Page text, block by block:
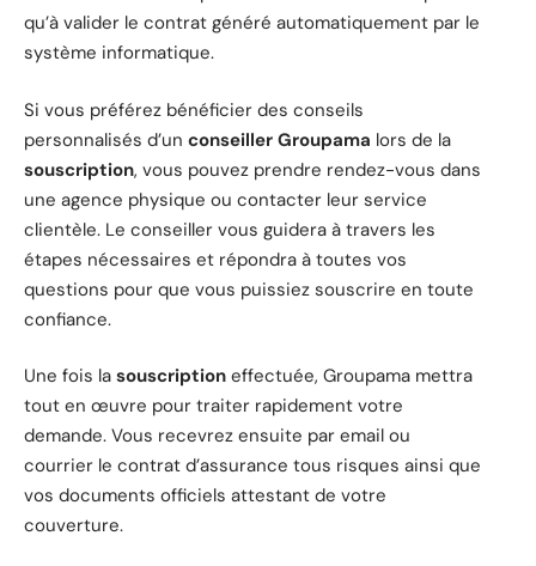
qu’à valider le contrat généré automatiquement par le
système informatique.
Si vous préférez bénéficier des conseils
personnalisés d’un conseiller Groupama lors de la
souscription, vous pouvez prendre rendez-vous dans
une agence physique ou contacter leur service
clientèle. Le conseiller vous guidera à travers les
étapes nécessaires et répondra à toutes vos
questions pour que vous puissiez souscrire en toute
confiance.
Une fois la souscription effectuée, Groupama mettra
tout en œuvre pour traiter rapidement votre
demande. Vous recevrez ensuite par email ou
courrier le contrat d’assurance tous risques ainsi que
vos documents officiels attestant de votre
couverture.